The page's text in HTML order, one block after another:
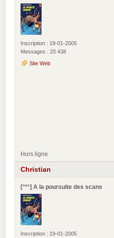
Inscription : 19-01-2005
Messages : 20 438
Site Web
Hors ligne
Christian
[°*°] A la poursuite des scans
Inscription : 19-01-2005